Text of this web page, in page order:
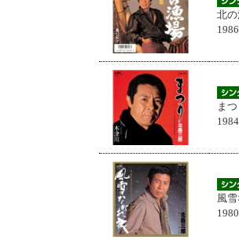
北
ま
風